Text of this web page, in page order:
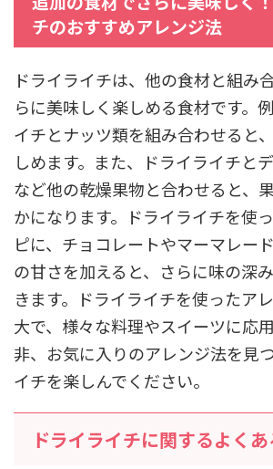
チのおすすめアレンジ法
ドライライチは、他の食材と組み
らに美味しく楽しめる食材です。
イチとナッツ類を組み合わせると
しめます。また、ドライライチと
など他の乾燥果物と合わせると、
かになります。ドライライチを使
ピに、チョコレートやマーマレー
の甘さを加えると、さらに味の深
きます。ドライライチを使ったア
大で、様々な料理やスイーツに応
非、お気に入りのアレンジ法を見
イチを楽しんでください。
ドライライチに関するよく